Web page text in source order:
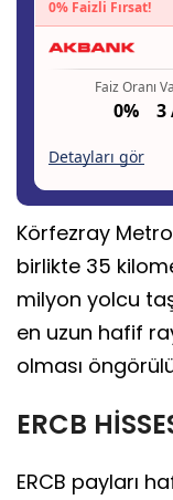
Körfezray
birlikte 35
milyon yolcu
en uzun hafif
olması
ERCB
ERCB payları